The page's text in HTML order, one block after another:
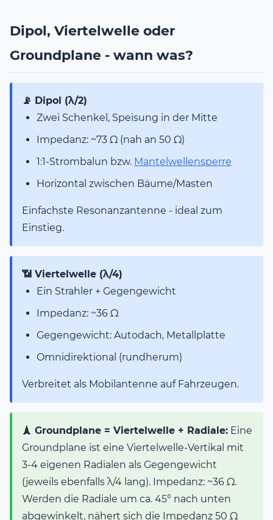
Dipol, Viertelwelle oder
Groundplane - wann was?
📡 Dipol (λ/2)
Zwei Schenkel, Speisung in der Mitte
Impedanz: ~73 Ω (nah an 50 Ω)
1:1-Strombalun bzw. Mantelwellensperre
Horizontal zwischen Bäume/Masten
Einfachste Resonanzantenne - ideal zum
Einstieg.
📶 Viertelwelle (λ/4)
Ein Strahler + Gegengewicht
Impedanz: ~36 Ω
Gegengewicht: Autodach, Metallplatte
Omnidirektional (rundherum)
Verbreitet als Mobilantenne auf Fahrzeugen.
🗼 Groundplane = Viertelwelle + Radiale: Eine
Groundplane ist eine Viertelwelle-Vertikal mit
3-4 eigenen Radialen als Gegengewicht
(jeweils ebenfalls λ/4 lang). Impedanz: ~36 Ω.
Werden die Radiale um ca. 45° nach unten
abgewinkelt, nähert sich die Impedanz 50 Ω